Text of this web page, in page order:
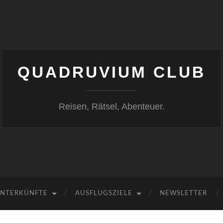
QUADRUVIUM CLUB
Reisen, Rätsel, Abenteuer.
AUSFLUGSZIELE NEWSLETTER